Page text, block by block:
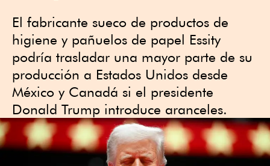
El fabricante sueco de productos de
higiene y pañuelos de papel Essity
podría trasladar una mayor parte de su
producción a Estados Unidos desde
México y Canadá si el presidente
Donald Trump introduce aranceles.